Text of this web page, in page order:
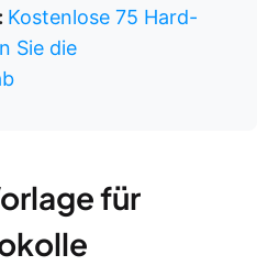
Kostenlose 75 Hard-
Sie die
für